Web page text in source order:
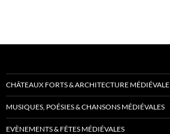
CHÂTEAUX FORTS & ARCHITECTURE MÉDIÉVALE
MUSIQUES, POÉSIES & CHANSONS MÉDIÉVALES
EVÈNEMENTS & FÊTES MÉDIÉVALES